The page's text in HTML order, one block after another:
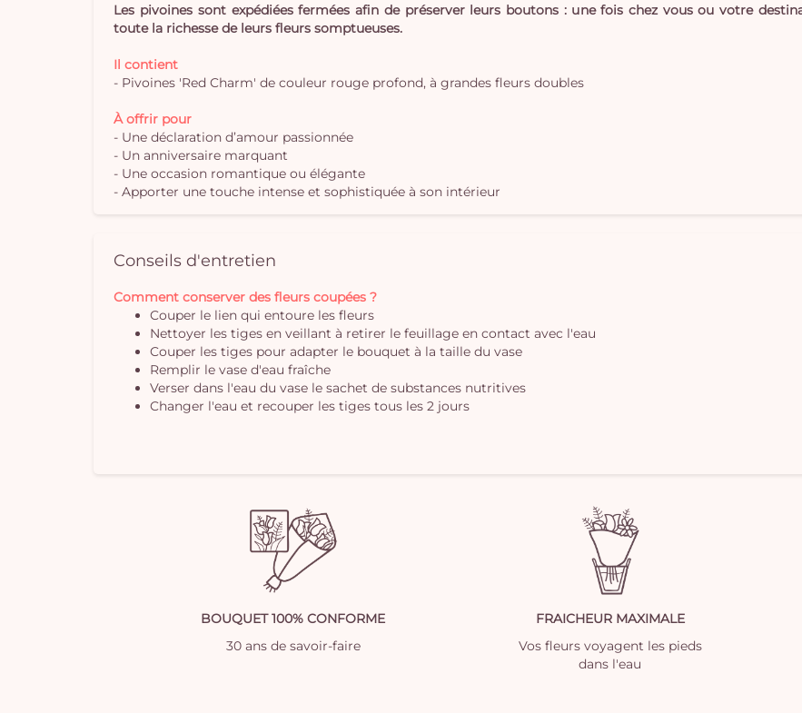
Les pivoines sont expédiées fermées afin de préserver leurs boutons : une fois chez vous ou votre
toute la richesse de leurs fleurs somptueuses.
Il contient
- Pivoines 'Red Charm' de couleur rouge profond, à grandes fleurs doubles
À offrir pour
- Une déclaration d’amour passionnée
- Un anniversaire marquant
- Une occasion romantique ou élégante
- Apporter une touche intense et sophistiquée à son intérieur
Conseils d'entretien
Comment conserver des fleurs coupées ?
Couper le lien qui entoure les fleurs
Nettoyer les tiges en veillant à retirer le feuillage en contact avec l'eau
Couper les tiges pour adapter le bouquet à la taille du vase
Remplir le vase d'eau fraîche
Verser dans l'eau du vase le sachet de substances nutritives
Changer l'eau et recouper les tiges tous les 2 jours
BOUQUET 100% CONFORME
30 ans de savoir-faire
FRAICHEUR MAXIMALE
Vos fleurs voyagent les pieds
dans l'eau